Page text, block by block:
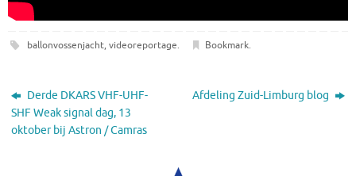
ballonvossenjacht, videoreportage. Bookmark.
Derde DKARS VHF-UHF-
SHF Weak signal dag, 13
oktober bij Astron / Camras
Afdeling Zuid-Limburg blog